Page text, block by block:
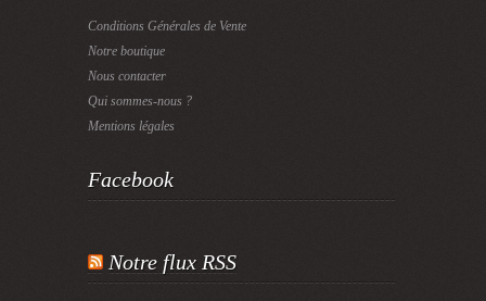
Conditions Générales de Vente
Notre boutique
Nous contacter
Qui sommes-nous ?
Mentions légales
Facebook
Notre flux RSS